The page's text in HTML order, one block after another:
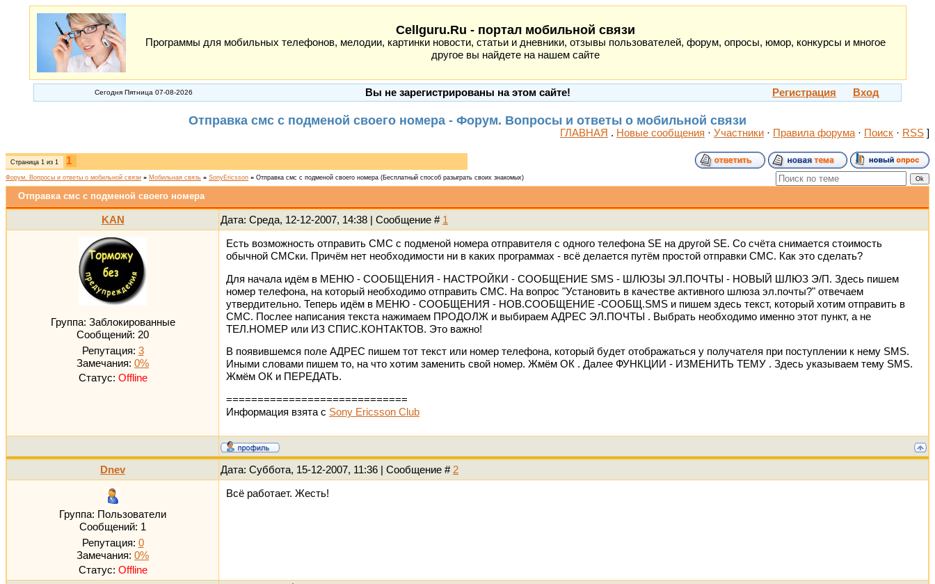
Cellguru.Ru - портал мобильной связи
Программы для мобильных телефонов, мелодии, картинки новости, статьи и дневники, отзывы пользователей, форум, опросы, юмор, конкурсы и многое
другое вы найдете на нашем сайте
Сегодня Пятница 07-08-2026 Вы не зарегистрированы на этом сайте! Регистрация Вход
Отправка смс с подменой своего номера - Форум. Вопросы и ответы о мобильной связи
ГЛАВНАЯ . Новые сообщения · Участники · Правила форума · Поиск · RSS ]
Страница 1 из 1 1
Форум. Вопросы и ответы о мобильной связи » Мобильная связь » SonyEricsson » Отправка смс с подменой своего номера (Бесплатный способ разыграть своих знакомых)
Отправка смс с подменой своего номера
KAN Дата: Среда, 12-12-2007, 14:38 | Сообщение # 1
Группа: Заблокированные
Сообщений: 20
Репутация: 3
Замечания: 0%
Статус: Offline
Есть возможность отправить СМС с подменой номера отправителя с одного телефона SE на другой SE. Со счёта снимается стоимость
обычной СМСки. Причём нет необходимости ни в каких программах - всё делается путём простой отправки СМС. Как это сделать?
Для начала идём в МЕНЮ - СООБЩЕНИЯ - НАСТРОЙКИ - СООБЩЕНИЕ SMS - ШЛЮЗЫ ЭЛ.ПОЧТЫ - НОВЫЙ ШЛЮЗ Э/П. Здесь пишем
номер телефона, на который необходимо отправить СМС. На вопрос "Установить в качестве активного шлюза эл.почты?" отвечаем
утвердительно. Теперь идём в МЕНЮ - СООБЩЕНИЯ - НОВ.СООБЩЕНИЕ -СООБЩ.SMS и пишем здесь текст, который хотим отправить в
СМС. Послее написания текста нажимаем ПРОДОЛЖ и выбираем АДРЕС ЭЛ.ПОЧТЫ . Выбрать необходимо именно этот пункт, а не
ТЕЛ.НОМЕР или ИЗ СПИС.КОНТАКТОВ. Это важно!
В появившемся поле АДРЕС пишем тот текст или номер телефона, который будет отображаться у получателя при поступлении к нему SMS.
Иными словами пишем то, на что хотим заменить свой номер. Жмём ОК . Далее ФУНКЦИИ - ИЗМЕНИТЬ ТЕМУ . Здесь указываем тему SMS.
Жмём ОК и ПЕРЕДАТЬ.
=============================
Информация взята с Sony Ericsson Club
Dnev Дата: Суббота, 15-12-2007, 11:36 | Сообщение # 2
Группа: Пользователи
Сообщений: 1
Репутация: 0
Замечания: 0%
Статус: Offline
Всё работает. Жесть!